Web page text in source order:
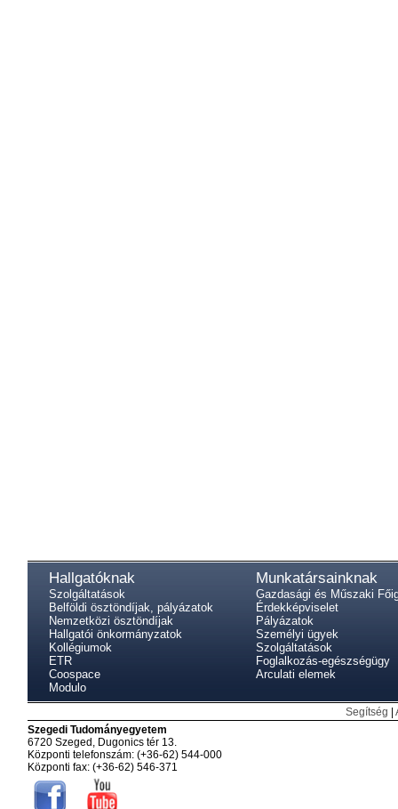
Hallgatóknak
Szolgáltatások
Belföldi ösztöndíjak, pályázatok
Nemzetközi ösztöndíjak
Hallgatói önkormányzatok
Kollégiumok
ETR
Coospace
Modulo
Munkatársainknak
Gazdasági és Műszaki
Érdekképviselet
Pályázatok
Személyi ügyek
Szolgáltatások
Foglalkozás-egészségügy
Arculati elemek
Segítség
Szegedi Tudományegyetem
6720 Szeged, Dugonics tér 13.
Központi telefonszám: (+36-62) 544-000
Központi fax: (+36-62) 546-371